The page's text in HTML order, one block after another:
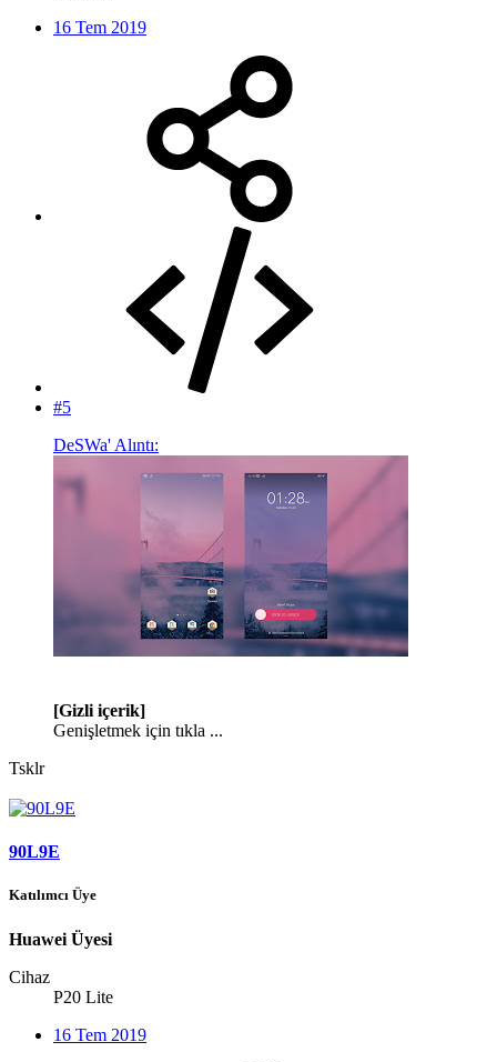
16 Tem 2019
#5
DeSWa' Alıntı:
[Gizli içerik]
Genişletmek için tıkla ...
Tsklr
90L9E
Katılımcı Üye
Huawei Üyesi
Cihaz
P20 Lite
16 Tem 2019